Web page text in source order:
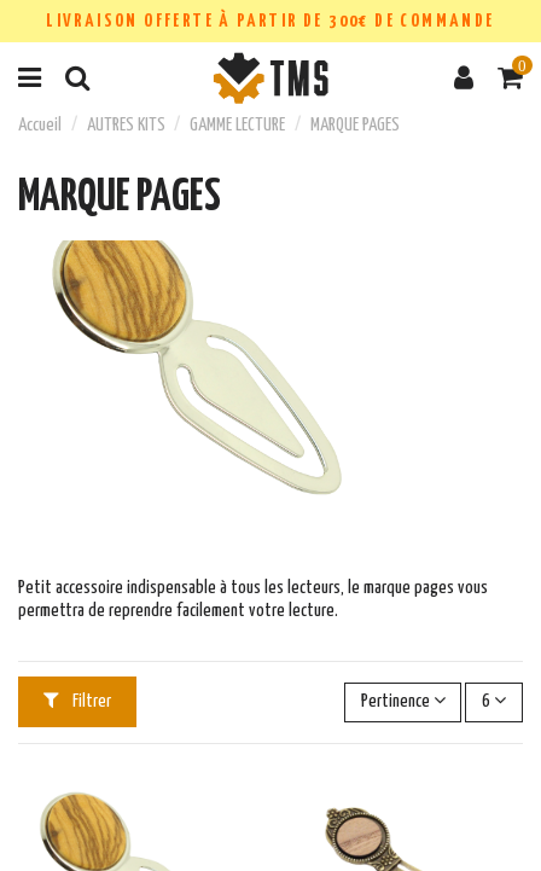
LIVRAISON OFFERTE À PARTIR DE 300€ DE COMMANDE
0
Accueil AUTRES KITS GAMME LECTURE MARQUE PAGES
MARQUE PAGES
Petit accessoire indispensable à tous les lecteurs, le marque pages vous
permettra de reprendre facilement votre lecture.
Filtrer Pertinence 6